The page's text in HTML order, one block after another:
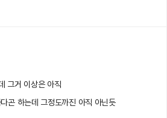
그거 이상은 아직
곤 하는데 그정도까진 아직 아닌듯